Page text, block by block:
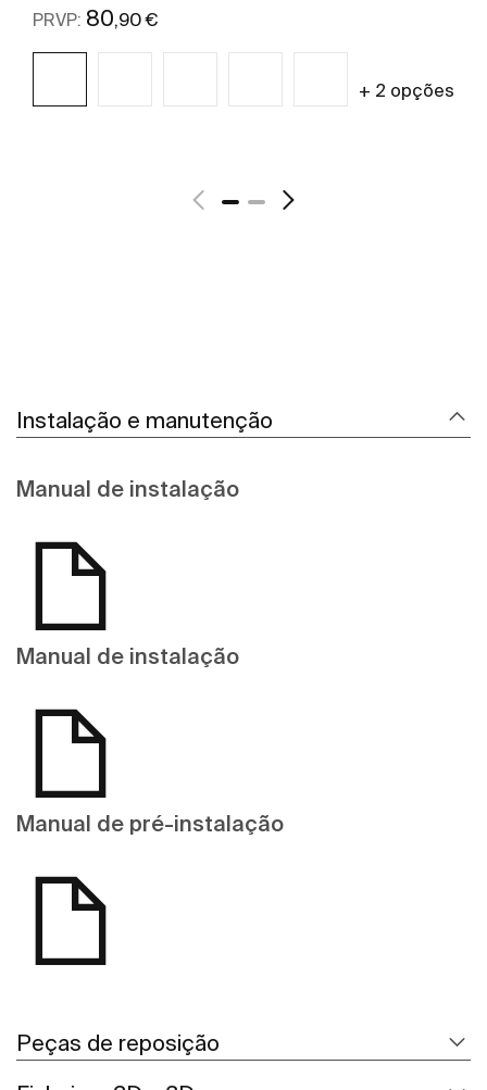
PRVP: 80,90 €
+ 2 opções
Instalação e manutenção
Manual de instalação
Manual de instalação
Manual de pré-instalação
Peças de reposição